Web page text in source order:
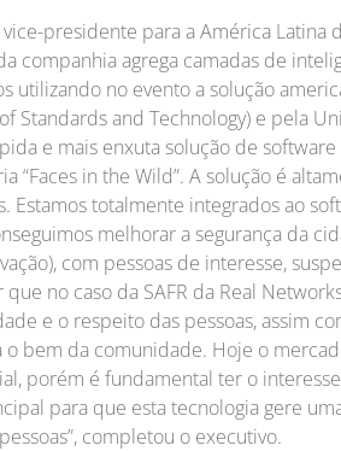
vice-presidente para a América Latina
companhia agrega camadas de
utilizando no evento a solução
Standards and Technology) e pela
e mais enxuta solução de
“Faces in the Wild”. A solução é
Estamos totalmente integrados ao
melhorar a segurança da
com pessoas de interesse,
que no caso da SAFR da Real
e o respeito das pessoas, assim
o bem da comunidade. Hoje o
porém é fundamental ter o
para que esta tecnologia gere
completou o executivo.